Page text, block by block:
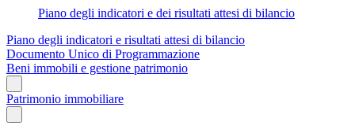
Piano degli indicatori e dei risultati attesi di bilancio
Piano degli indicatori e risultati attesi di bilancio
Documento Unico di Programmazione
Beni immobili e gestione patrimonio
Patrimonio immobiliare